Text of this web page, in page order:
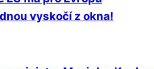
vyskočí z okna!